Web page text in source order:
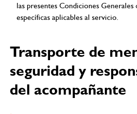
las presentes Condiciones Generales
específicas aplicables al servicio.
Transporte de
seguridad y
del acompañante